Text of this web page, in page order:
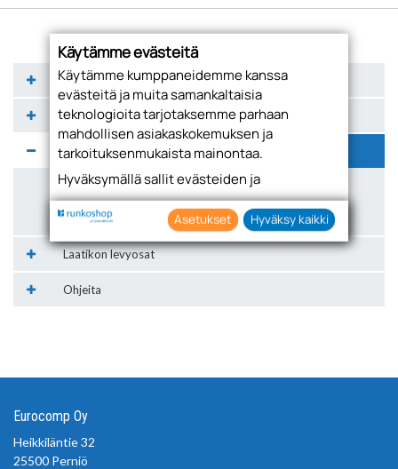
Valkeat irtokomponentit
Kosteudenkestävät irtokomponentit
Taustat ja sidelistat
Taustalevyt (valkeat)
Sidelistat (valkeat)
Laatikon levyosat
Ohjeita
Eurocomp Oy
Heikkiläntie 32
25500 Perniö
Käytämme evästeitä
Käytämme kumppaneidemme kanssa
evästeitä ja muita samankaltaisia
teknologioita tarjotaksemme parhaan
mahdollisen asiakaskokemuksen ja
tarkoituksenmukaista mainontaa.
Hyväksymällä sallit evästeiden ja
teknologioiden käytön tietojesi keräämiseen
sekä käyttämiseen. Voit myös antaa
suostumuksesi valikoiden klikkaamalla
“Asetukset” painiketta.
Asetukset Hyväksy kaikki